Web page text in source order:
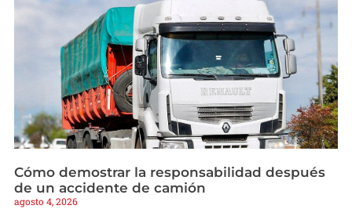
Cómo demostrar la responsabilidad después
de un accidente de camión
agosto 4, 2026